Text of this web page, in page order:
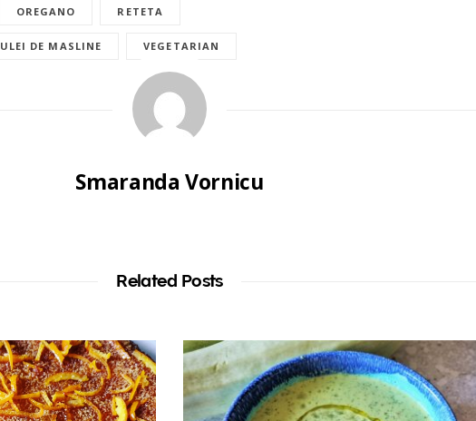
OREGANO RETETA
ULEI DE MASLINE VEGETARIAN
Smaranda Vornicu
Related Posts